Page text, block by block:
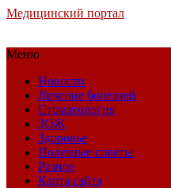
Медицинский портал
Меню
Новости
Лечение болезней
Стоматология
ЗОЖ
Здоровье
Полезные советы
Разное
Карта сайта